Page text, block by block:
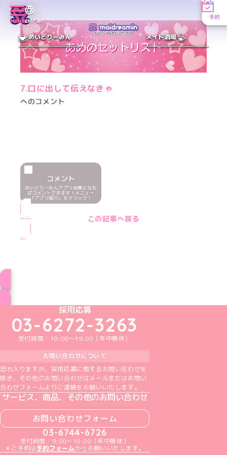
MENUEN／JP
予約
めいどりーみん メイド酒場
7.口に出して伝えなきゃ
へのコメント
コメント
めいどりーみんアプリ会員になれ
ばコメントできます！メニュー
「アプリ紹介」をクリック！
この記事へ戻る
めいどりーみんTikTok公式アカウント
めいどりーみんX公式アカウント
めいどりーみんInstagram公式アカウント
めいどりーみんFacebook公式アカウン
めいどりーみんYouTube公式アカ
採用応募
03-6272-3263
受付時間：10:00～19:00（年中無休）
お問い合わせについて
恐れ入りますが、採用応募に関するお問い合わせを
除き、その他のお問い合わせはメールまたはお問い
合わせフォームよりご連絡をお願いいたします。
サービス、商品、その他のお問い合わせ
お問い合わせフォーム
03-6744-6726
受付時間：9:00～18:00（年中無休）
＊ご予約は予約フォームからお願いいたします。